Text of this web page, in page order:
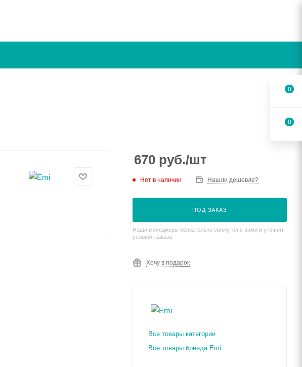
670 руб./шт
Нет в наличии Нашли дешевле?
ПОД ЗАКАЗ
Наши менеджеры обязательно свяжутся с вами и уточнят
условия заказа
Хочу в подарок
Все товары категории
Все товары бренда Emi
0
0